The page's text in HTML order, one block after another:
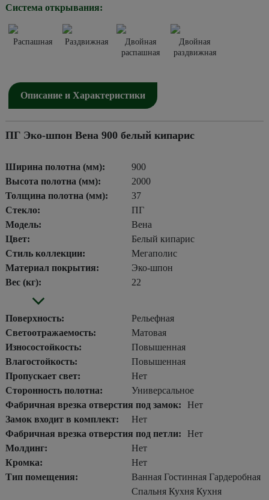
Система открывания:
Распашная Раздвижная
Двойная
распашная
Двойная
раздвижная
Описание и Характеристики
ПГ Эко-шпон Вена 900 белый кипарис
Ширина полотна (мм):
900
Высота полотна (мм):
2000
Толщина полотна (мм):
37
Стекло:
ПГ
Модель:
Вена
Цвет:
Белый кипарис
Стиль коллекции:
Мегаполис
Материал покрытия:
Эко-шпон
Вес (кг):
22
Поверхность:
Рельефная
Светоотражаемость:
Матовая
Износостойкость:
Повышенная
Влагостойкость:
Повышенная
Пропускает свет:
Нет
Сторонность полотна:
Универсальное
Фабричная врезка отверстия под замок:
Нет
Замок входит в комплект:
Нет
Фабричная врезка отверстия под петли:
Нет
Молдинг:
Нет
Кромка:
Нет
Тип помещения:
Ванная Гостинная Гардеробная
Спальня Кухня Кухня